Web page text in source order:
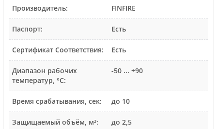
Производитель: FINFIRE
Паспорт: Есть
Сертификат Соответствия: Есть
Диапазон рабочих
температур, °С:
-50 ... +90
Время срабатывания, сек: до 10
Защищаемый объём, м³: до 2,5